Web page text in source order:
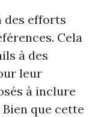
des efforts
Cela
à des
leur
à inclure
que cette